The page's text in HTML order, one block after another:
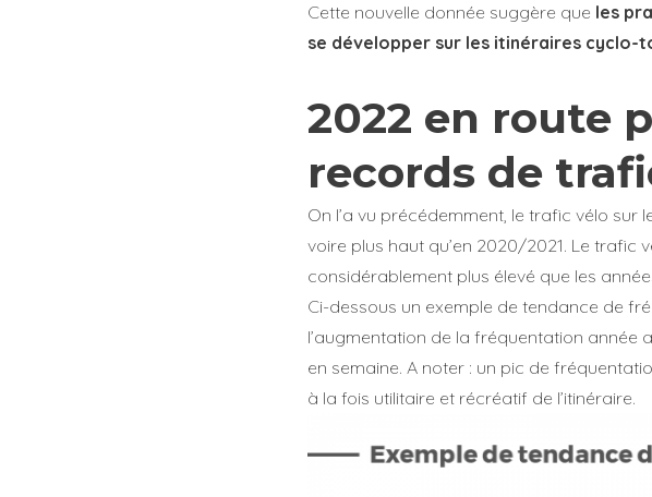
Cette nouvelle donnée suggère que les
se développer sur les itinéraires cyclo-
2022 en route
records de
On l’a vu précédemment, le trafic vélo sur
voire plus haut qu’en 2020/2021. Le trafic
considérablement plus élevé que les
Ci-dessous un exemple de tendance de
l’augmentation de la fréquentation année
en semaine. A noter : un pic de
à la fois utilitaire et récréatif de l’itinéraire.